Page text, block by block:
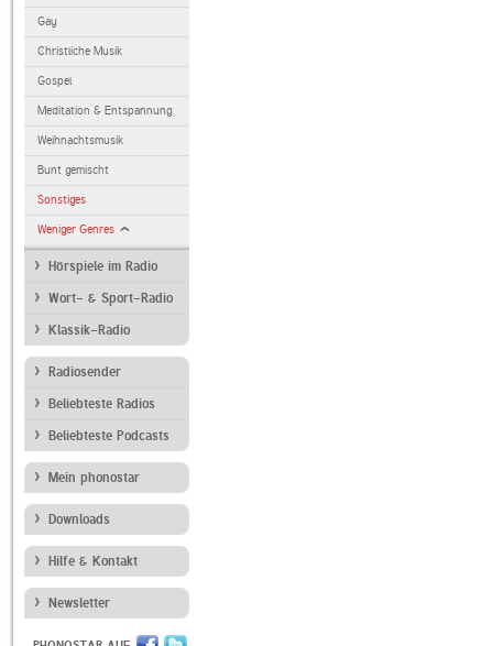
Gay
Christliche Musik
Gospel
Meditation & Entspannung
Weihnachtsmusik
Bunt gemischt
Sonstiges
Weniger Genres
Hörspiele im Radio
Wort- & Sport-Radio
Klassik-Radio
Radiosender
Beliebteste Radios
Beliebteste Podcasts
Mein phonostar
Downloads
Hilfe & Kontakt
Newsletter